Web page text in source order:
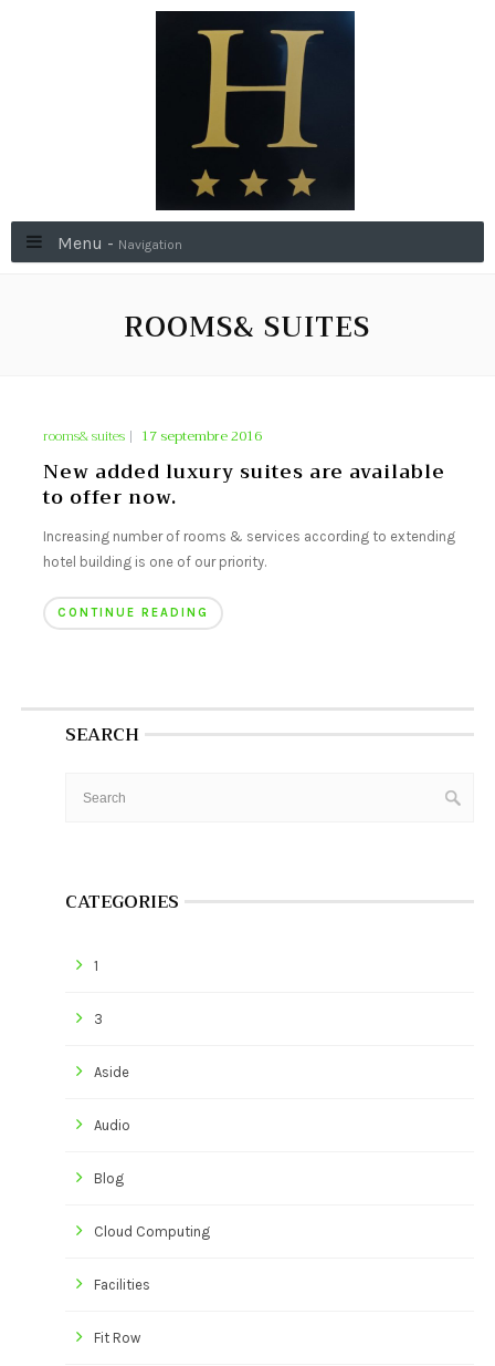
Menu - Navigation
ROOMS& SUITES
rooms& suites| 17 septembre 2016
New added luxury suites are available
to offer now.
Increasing number of rooms & services according to extending
hotel building is one of our priority.
CONTINUE READING
SEARCH
CATEGORIES
1
3
Aside
Audio
Blog
Cloud Computing
Facilities
Fit Row